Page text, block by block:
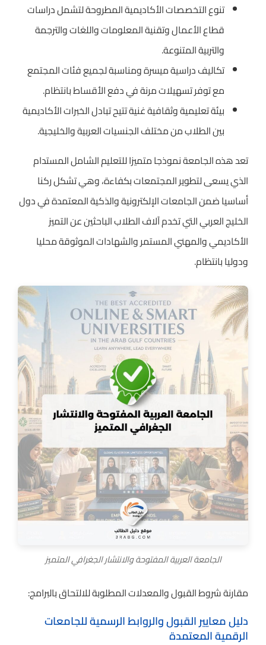
تنوع التخصصات الأكاديمية المطروحة لتشمل دراسات
قطاع الأعمال وتقنية المعلومات واللغات والترجمة
والتربية المتنوعة.
تكاليف دراسية ميسرة ومناسبة لجميع فئات المجتمع
مع توفر تسهيلات مرنة في دفع الأقساط بانتظام.
بيئة تعليمية وثقافية غنية تتيح تبادل الخبرات الأكاديمية
بين الطلاب من مختلف الجنسيات العربية والخليجية.
تعد هذه الجامعة نموذجا متميزا للتعليم الشامل المستدام
الذي يسعى لتطوير المجتمعات بكفاءة، وهي تشكل ركنا
أساسيا ضمن الجامعات الإلكترونية والذكية المعتمدة في دول
الخليج العربي التي تخدم آلاف الطلاب الباحثين عن التميز
الأكاديمي والمهني المستمر والشهادات الموثوقة محليا
ودوليا بانتظام.
الجامعة العربية المفتوحة والانتشار الجغرافي المتميز
مقارنة شروط القبول والمعدلات المطلوبة للالتحاق بالبرامج:
دليل معايير القبول والروابط الرسمية للجامعات
الرقمية المعتمدة